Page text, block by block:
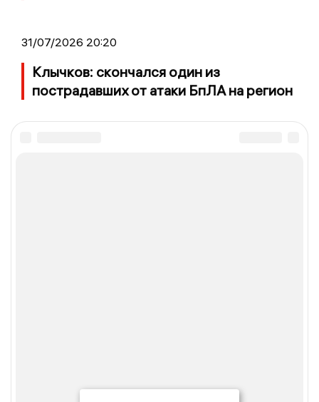
31/07/2026 20:20
Клычков: скончался один из
пострадавших от атаки БпЛА на регион